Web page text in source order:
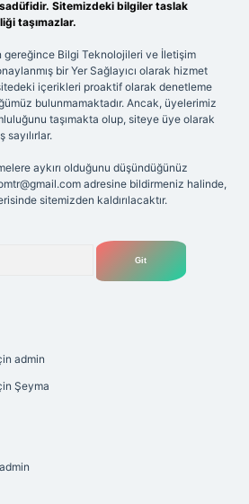
Sitemizdeki bilgiler taslak
taşımazlar.
gereğince Bilgi Teknolojileri ve İletişim
bir Yer Sağlayıcı olarak hizmet
içerikleri proaktif olarak denetleme
bulunmamaktadır. Ancak, üyelerimiz
taşımakta olup, siteye üye olarak
aykırı olduğunu düşündüğünüz
adresine bildirmeniz halinde,
sitemizden kaldırılacaktır.
admin
Şeyma
admin